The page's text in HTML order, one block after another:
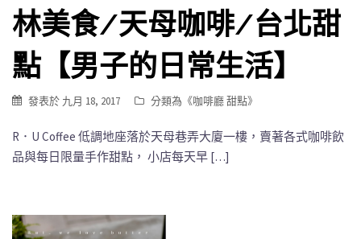
林美食/天母咖啡/台北甜
點【男子的日常生活】
發表於 九月 18, 2017 分類為《咖啡廳 甜點》
R．U Coffee 低調地座落於天母巷弄大廈一樓，賣著各式咖啡飲
品與每日限量手作甜點， 小店每天早 […]